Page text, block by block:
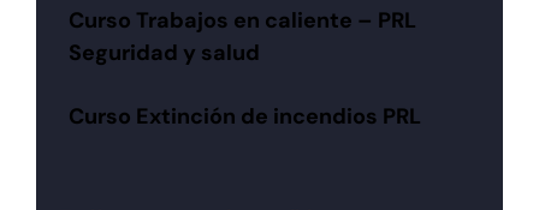
Curso Trabajos en caliente – PRL
Seguridad y salud
Curso Extinción de incendios PRL